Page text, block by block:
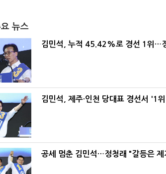
뉴스
김민석, 누적 45.42%로 경선 1위…
김민석, 제주·인천 당대표 경선서 '1
공세 멈춘 김민석…정청래 "갈등은 제